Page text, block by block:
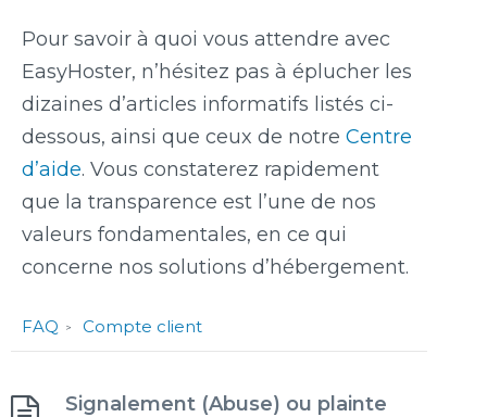
Pour savoir à quoi vous attendre avec
EasyHoster, n’hésitez pas à éplucher les
dizaines d’articles informatifs listés ci-
dessous, ainsi que ceux de notre Centre
d’aide. Vous constaterez rapidement
que la transparence est l’une de nos
valeurs fondamentales, en ce qui
concerne nos solutions d’hébergement.
FAQ Compte client
Signalement (Abuse) ou plainte